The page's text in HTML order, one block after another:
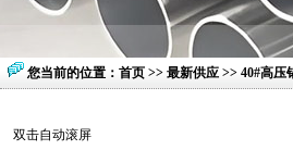
您当前的位置： 首页 >> 最新供应 >> 40#高压
双击自动滚屏